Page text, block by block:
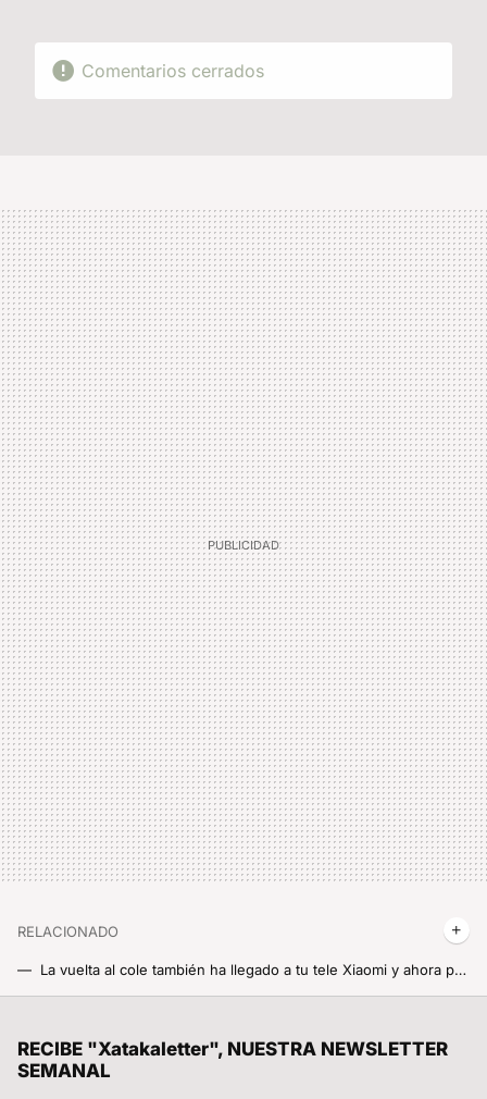
Comentarios cerrados
RELACIONADO
La vuelta al cole también ha llegado a tu tele Xiaomi y ahora puedes probar Max durante siete días totalmente gratis
RECIBE "Xatakaletter", NUESTRA NEWSLETTER
SEMANAL